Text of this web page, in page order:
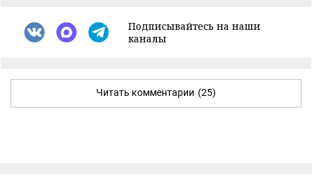
Подписывайтесь на наши
каналы
Читать комментарии (25)